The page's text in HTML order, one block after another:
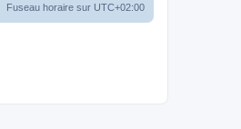
Fuseau horaire sur UTC+02:00